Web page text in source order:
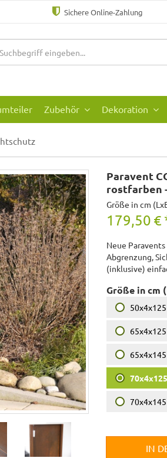
Sichere Online-Zahlung
Zubehör Dekoration
Paravent
rostfarben
Größe in cm
179,50 €
Neue
Abgrenzung,
(inklusive)
Größe in cm
50x4x125
65x4x125
65x4x145
70x4x125
70x4x145
IN